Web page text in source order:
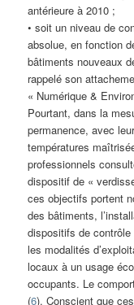
antérieure à 2010 ;
• soit un niveau de
absolue, en fonction
bâtiments nouveaux
rappelé son
« Numérique &
Pourtant, dans la
permanence, avec
températures
professionnels
dispositif de «
ces objectifs portent
des bâtiments,
dispositifs de
les modalités
locaux à un usage
occupants. Le
(6). Conscient que